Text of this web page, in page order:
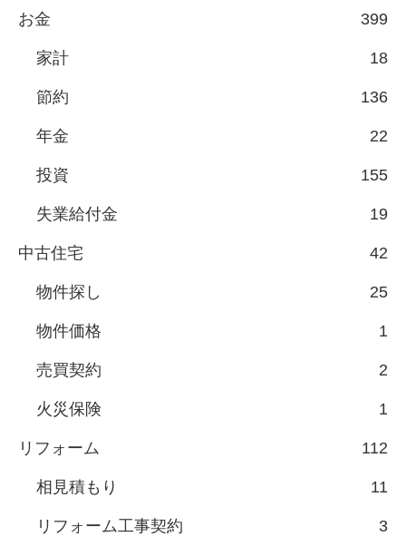
お金 399
家計 18
節約 136
年金 22
投資 155
失業給付金 19
中古住宅 42
物件探し 25
物件価格 1
売買契約 2
火災保険 1
リフォーム 112
相見積もり 11
リフォーム工事契約 3